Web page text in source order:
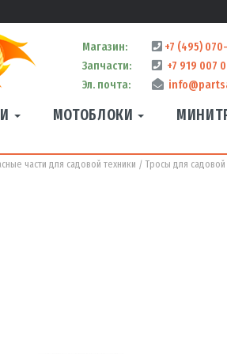
Магазин:
+7 (495)
Запчасти:
+7 919 007
Эл. почта:
МОТОБЛОКИ
части для садовой техники Тросы для садовой